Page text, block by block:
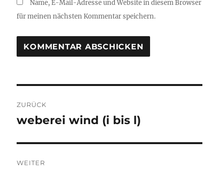
Name, E-Mail-Adresse und Website in diesem Browser
für meinen nächsten Kommentar speichern.
ZURÜCK
Vorheriger
weberei wind (i bis l)
WEITER